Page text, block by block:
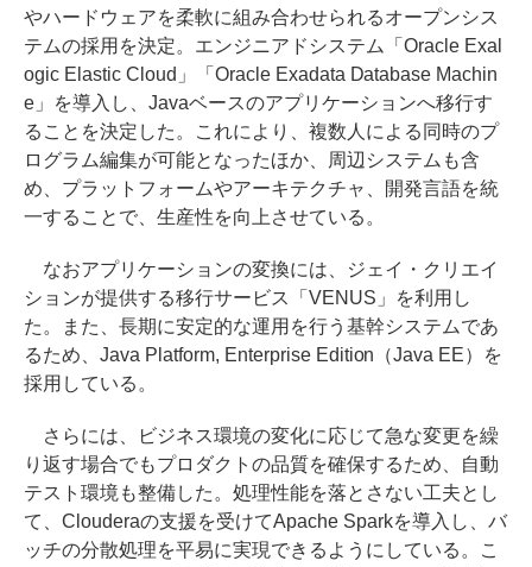
やハードウェアを柔軟に組み合わせられるオープンシス
テムの採用を決定。エンジニアドシステム「Oracle Exal
ogic Elastic Cloud」「Oracle Exadata Database Machin
e」を導入し、Javaベースのアプリケーションへ移行す
ることを決定した。これにより、複数人による同時のプ
ログラム編集が可能となったほか、周辺システムも含
め、プラットフォームやアーキテクチャ、開発言語を統
一することで、生産性を向上させている。
なおアプリケーションの変換には、ジェイ・クリエイ
ションが提供する移行サービス「VENUS」を利用し
た。また、長期に安定的な運用を行う基幹システムであ
るため、Java Platform, Enterprise Edition（Java EE）を
採用している。
さらには、ビジネス環境の変化に応じて急な変更を繰
り返す場合でもプロダクトの品質を確保するため、自動
テスト環境も整備した。処理性能を落とさない工夫とし
て、Clouderaの支援を受けてApache Sparkを導入し、バ
ッチの分散処理を平易に実現できるようにしている。こ